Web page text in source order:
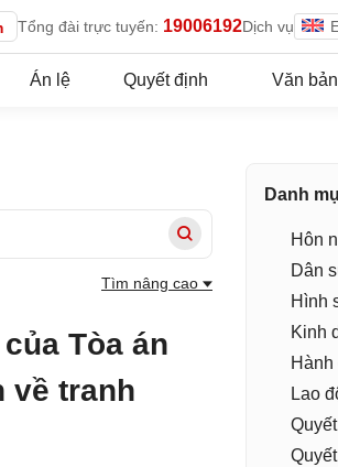
Tổng đài trực tuyến: 19006192Dịch vụ
Án lệ Quyết định Văn
Tìm nâng cao
Tòa án
về tranh
Danh
Hôn
Dân
Hình
Kinh
Hành
Lao